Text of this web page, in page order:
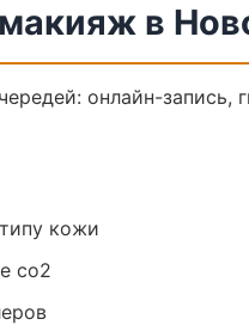
в
онлайн-запись,
кожи
co2